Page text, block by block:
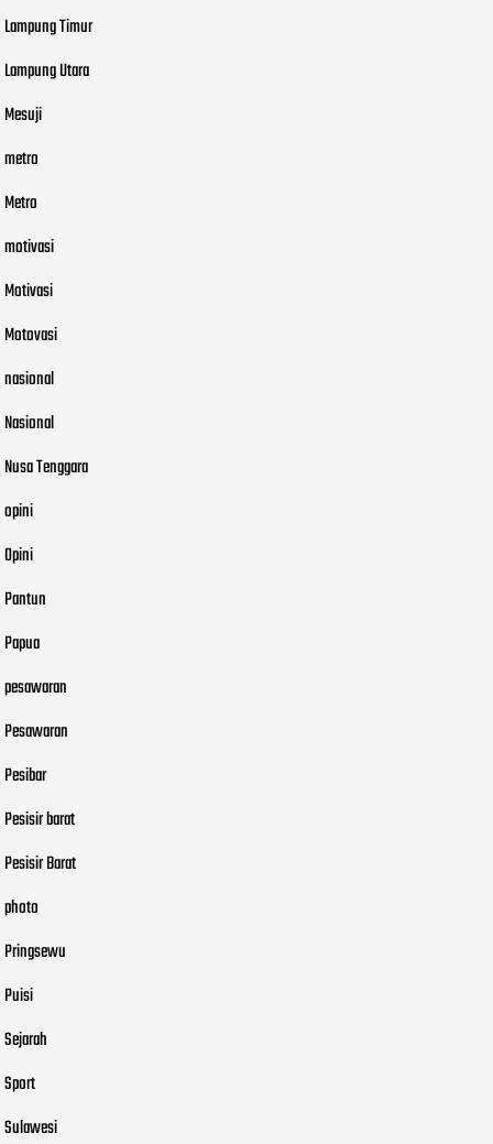
Lampung Timur
Lampung Utara
Mesuji
metro
Metro
motivasi
Motivasi
Motovasi
nasional
Nasional
Nusa Tenggara
opini
Opini
Pantun
Papua
pesawaran
Pesawaran
Pesibar
Pesisir barat
Pesisir Barat
photo
Pringsewu
Puisi
Sejarah
Sport
Sulawesi